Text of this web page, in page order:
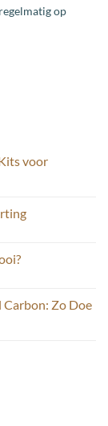
op
voor
Carbon: Zo Doe